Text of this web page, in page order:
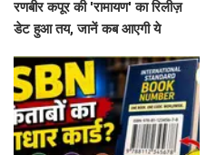
रणबीर कपूर की 'रामायण' का रिलीज़
डेट हुआ तय, जानें कब आएगी ये